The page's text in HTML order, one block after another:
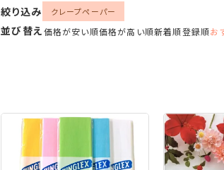
絞り込み クレープペーパー
並び替え価格が安い順価格が高い順新着順登録順お